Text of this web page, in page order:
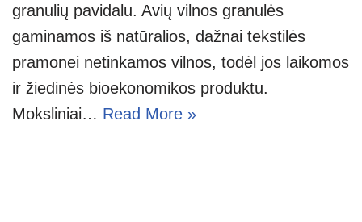
granulių pavidalu. Avių vilnos granulės
gaminamos iš natūralios, dažnai tekstilės
pramonei netinkamos vilnos, todėl jos laikomos
ir žiedinės bioekonomikos produktu.
Moksliniai… Read More »